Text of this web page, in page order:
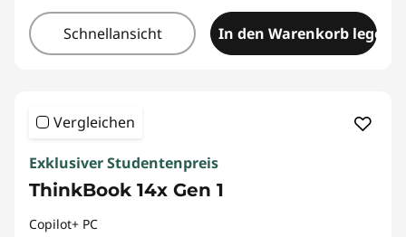
Schnellansicht In den Warenkorb legen
Vergleichen
Exklusiver Studentenpreis
ThinkBook 14x Gen 1
Copilot+ PC